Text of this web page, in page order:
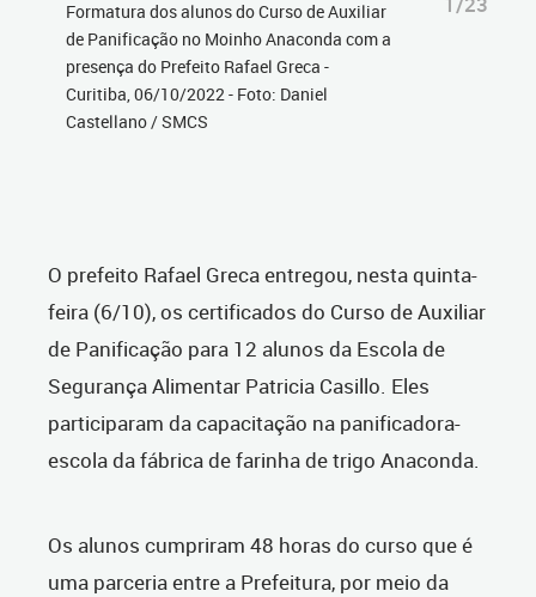
Formatura dos alunos do Curso de Auxiliar
de Panificação no Moinho Anaconda com a
presença do Prefeito Rafael Greca -
Curitiba, 06/10/2022 - Foto: Daniel
Castellano / SMCS
O prefeito Rafael Greca entregou, nesta quinta-
feira (6/10), os certificados do Curso de Auxiliar
de Panificação para 12 alunos da Escola de
Segurança Alimentar Patricia Casillo. Eles
participaram da capacitação na panificadora-
escola da fábrica de farinha de trigo Anaconda.
Os alunos cumpriram 48 horas do curso que é
uma parceria entre a Prefeitura, por meio da